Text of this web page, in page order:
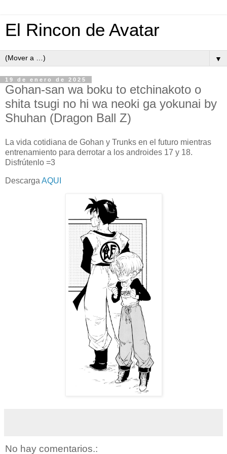
El Rincon de Avatar
▼
19 de enero de 2025
Gohan-san wa boku to etchinakoto o
shita tsugi no hi wa neoki ga yokunai by
Shuhan (Dragon Ball Z)
La vida cotidiana de Gohan y Trunks en el futuro mientras
entrenamiento para derrotar a los androides 17 y 18.
Disfrútenlo =3
Descarga AQUI
No hay comentarios.: